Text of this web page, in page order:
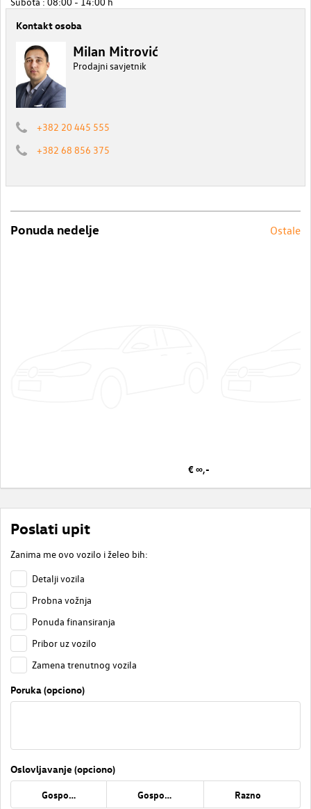
Kontakt osoba
Milan Mitrović
Prodajni savjetnik
+382 20 445 555
+382 68 856 375
Ponuda nedelje Ostale
€ ∞,-
Poslati upit
Zanima me ovo vozilo i želeo bih:
Detalji vozila
Probna vožnja
Ponuda finansiranja
Pribor uz vozilo
Zamena trenutnog vozila
Poruka (opciono)
Oslovljavanje (opciono)
Gospođa Gospodin Razno